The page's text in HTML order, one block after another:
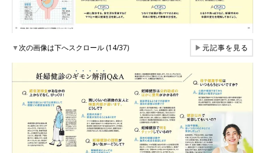
▼次の画像は下へスクロール (14/37) ▶元記事を見る